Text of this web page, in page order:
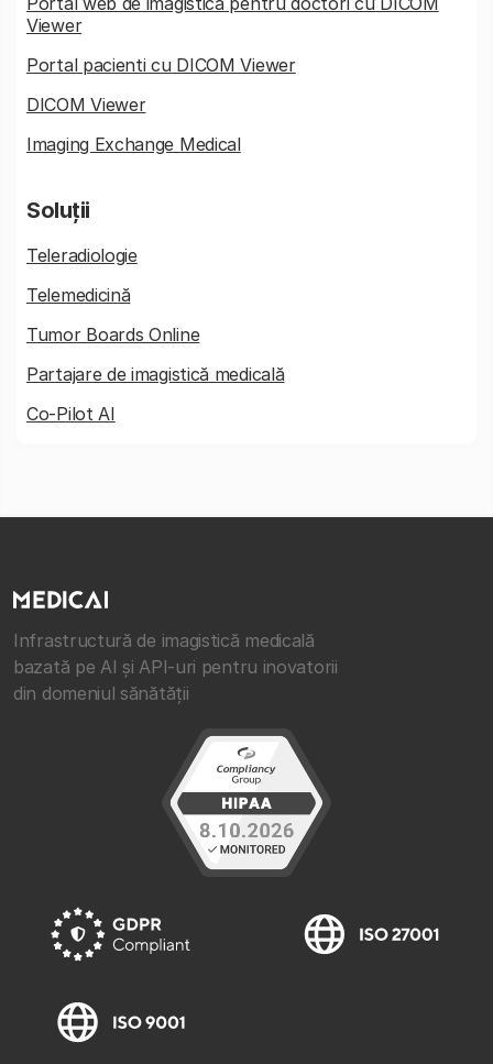
Viewer
Portal pacienti cu DICOM Viewer
DICOM Viewer
Imaging Exchange Medical
Soluții
Teleradiologie
Telemedicină
Tumor Boards Online
Partajare de imagistică medicală
Co-Pilot AI
Infrastructură de imagistică medicală
bazată pe AI și API-uri pentru inovatorii
din domeniul sănătății